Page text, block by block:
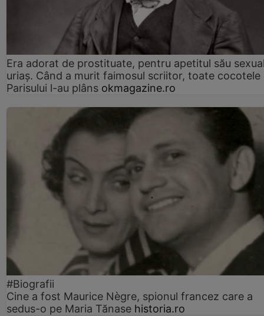
Era adorat de prostituate, pentru apetitul său
uriaș. Când a murit faimosul scriitor, toate cocotele
Parisului l-au plâns okmagazine.ro
#Biografii
Cine a fost Maurice Nègre, spionul francez care a
sedus-o pe Maria Tănase historia.ro